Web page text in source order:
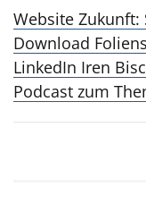
Website Zukunft:
Download
LinkedIn Iren
Podcast zum